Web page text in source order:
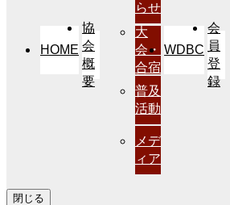
HOME
協
会
概
要
らせ
大
会・
合宿
普及
活動
メデ
ィア
WDBC
会
員
登
録
閉じる